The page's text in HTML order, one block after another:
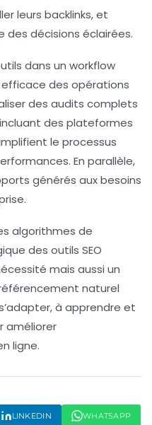
leurs backlinks, et
des décisions éclairées.
dans un workflow
des opérations
des audits complets
des plateformes
le processus
En parallèle,
générés aux besoins
algorithmes de
des outils SEO
mais aussi un
naturel
à apprendre et
améliorer
ligne.
LINKEDIN WHATSAPP